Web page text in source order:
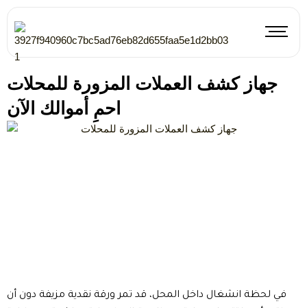
content
جهاز كشف العملات المزورة للمحلات
احمِ أموالك الآن
في لحظة انشغال داخل المحل، قد تمر ورقة نقدية مزيفة دون أن